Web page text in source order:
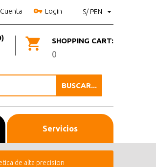
S/ PEN
Login
SHOPPING CART:
0
BUSCAR...
Servicios
de alta precision